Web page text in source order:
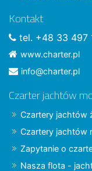
Kontakt
tel. +48 33 497
www.charter.pl
info@charter.pl
Czarter jachtów
Czartery jachtów
Czartery jachtów
Zapytanie o
Nasza flota -